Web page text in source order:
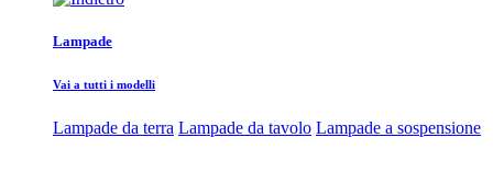
Lampade
Vai a tutti i modelli
Lampade da terra Lampade da tavolo Lampade a sospensione